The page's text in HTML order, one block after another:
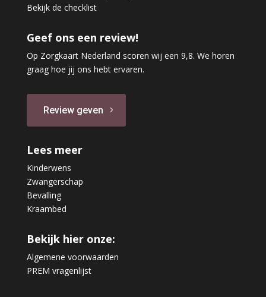
Bekijk de checklist
Geef ons een review!
Op Zorgkaart Nederland scoren wij een 9,8. We horen
graag hoe jij ons hebt ervaren.
Review geven
Lees meer
Kinderwens
Zwangerschap
Bevalling
Kraambed
Bekijk hier onze:
Algemene voorwaarden
PREM vragenlijst